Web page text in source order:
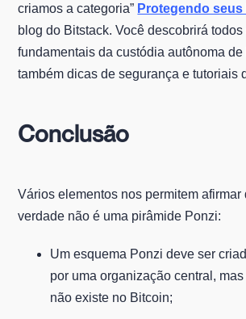
criamos a categoria” Protegendo
blog do Bitstack. Você descobrirá
fundamentais da custódia autônoma
também dicas de segurança e tutoriais
Conclusão
Vários elementos nos permitem afirmar
verdade não é uma pirâmide Ponzi:
Um esquema Ponzi deve ser
por uma organização central,
não existe no Bitcoin;